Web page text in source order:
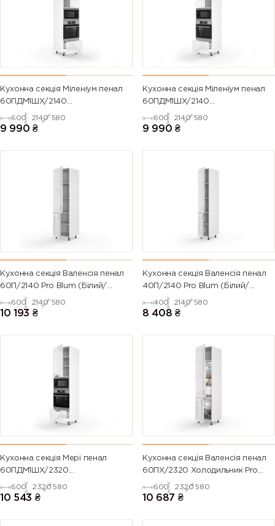
Кухонна секція Міленіум пенал
60ПДМ1ШХ/2140
Духовка+Мікрохвильовка Pro
Blum+Hettich Права(Білий/
600 2140 580
9 990 ₴
Кухонна секція Міленіум пенал
60ПДМ1ШХ/2140
Духовка+Мікрохвильовка Pro
Blum+Hettich ЛІВА(Білий/
600 2140 580
9 990 ₴
Кухонна секція Валенсія пенал
60П/2140 Pro Blum (Білий/
Напівмат Білий 9003)
600 2140 580
10 193 ₴
Кухонна секція Валенсія пенал
40П/2140 Pro Blum (Білий/
Напівмат Білий 9003)
400 2140 580
8 408 ₴
Кухонна секція Мері пенал
60ПДМ1ШХ/2320
Духовка+Мікрохвильовка Pro
Blum+Hettich (Білий/Глянець
600 2320 580
10 543 ₴
Кухонна секція Валенсія пенал
60ПХ/2320 Холодильник Pro
Blum (Білий/Напівмат Білий
9003)
600 2320 580
10 687 ₴